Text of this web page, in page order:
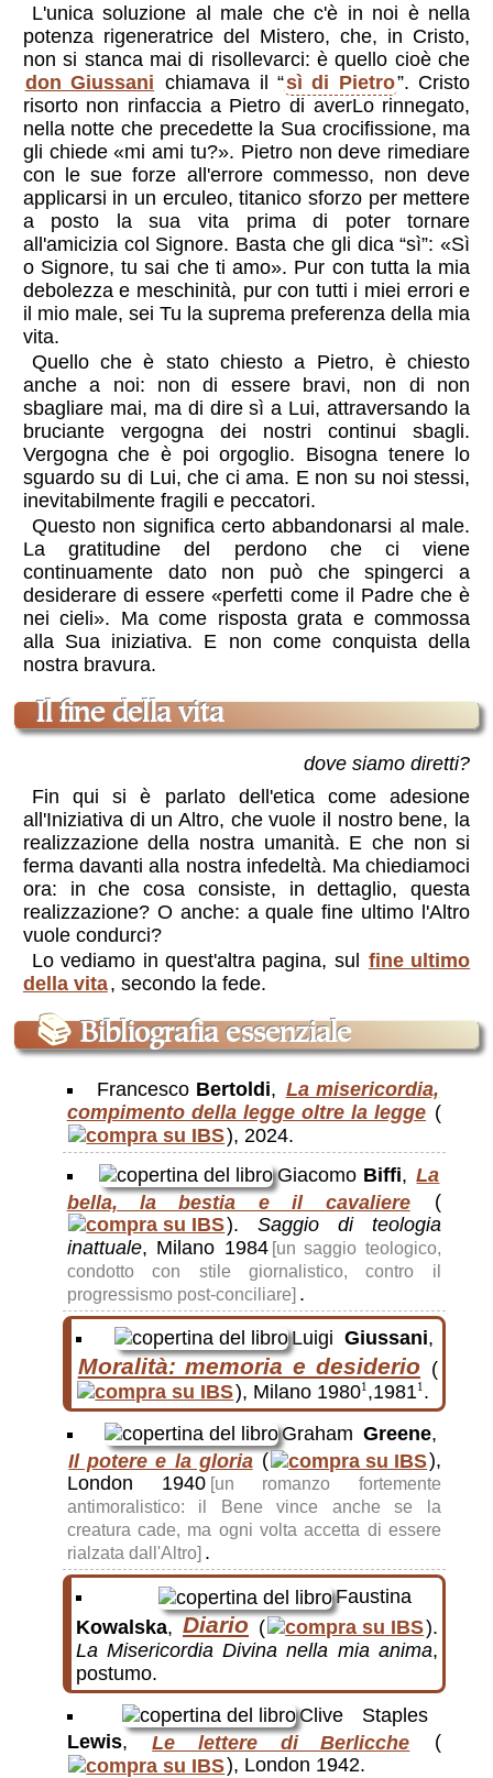
L'unica soluzione al male che c'è in noi è nella
potenza rigeneratrice del Mistero, che, in Cristo,
non si stanca mai di risollevarci: è quello cioè che
don Giussani chiamava il “sì di Pietro”. Cristo
risorto non rinfaccia a Pietro di averLo rinnegato,
nella notte che precedette la Sua crocifissione, ma
gli chiede «mi ami tu?». Pietro non deve rimediare
con le sue forze all'errore commesso, non deve
applicarsi in un erculeo, titanico sforzo per mettere
a posto la sua vita prima di poter tornare
all'amicizia col Signore. Basta che gli dica “sì”: «Sì
o Signore, tu sai che ti amo». Pur con tutta la mia
debolezza e meschinità, pur con tutti i miei errori e
il mio male, sei Tu la suprema preferenza della mia
vita.
Quello che è stato chiesto a Pietro, è chiesto
anche a noi: non di essere bravi, non di non
sbagliare mai, ma di dire sì a Lui, attraversando la
bruciante vergogna dei nostri continui sbagli.
Vergogna che è poi orgoglio. Bisogna tenere lo
sguardo su di Lui, che ci ama. E non su noi stessi,
inevitabilmente fragili e peccatori.
Questo non significa certo abbandonarsi al male.
La gratitudine del perdono che ci viene
continuamente dato non può che spingerci a
desiderare di essere «perfetti come il Padre che è
nei cieli». Ma come risposta grata e commossa
alla Sua iniziativa. E non come conquista della
nostra bravura.
il fine della vita
dove siamo diretti?
Fin qui si è parlato dell'etica come adesione
all'Iniziativa di un Altro, che vuole il nostro bene, la
realizzazione della nostra umanità. E che non si
ferma davanti alla nostra infedeltà. Ma chiediamoci
ora: in che cosa consiste, in dettaglio, questa
realizzazione? O anche: a quale fine ultimo l'Altro
vuole condurci?
Lo vediamo in quest'altra pagina, sul fine ultimo
della vita, secondo la fede.
📚 Bibliografia essenziale
Francesco Bertoldi, La misericordia,
compimento della legge oltre la legge (
), 2024.
Giacomo Biffi, La
bella, la bestia e il cavaliere (
).Saggio di teologia
inattuale, Milano 1984 [un saggio teologico,
condotto con stile giornalistico, contro il
progressismo post-conciliare] .
Luigi Giussani,
Moralità: memoria e desiderio (
), Milano 19801 ,19811 .
GrahamGreene,
Il potere e la gloria (
),
London 1940 [un romanzo fortemente
antimoralistico: il Bene vince anche se la
creatura cade, ma ogni volta accetta di essere
rialzata dall'Altro] .
Faustina
Kowalska, Diario (
).
La Misericordia Divina nella mia anima,
postumo.
Clive Staples
Lewis, Le lettere di Berlicche
(
), London 1942.